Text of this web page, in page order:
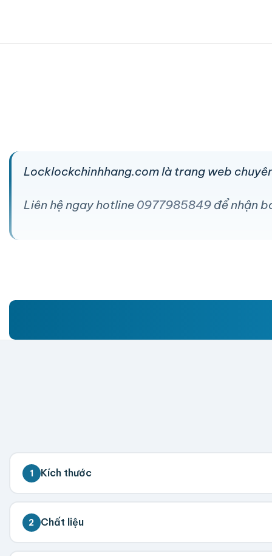
Locklockchinhhang.com là trang web
Liên hệ ngay hotline 0977985849 để nhận
1 Kích thước
💡 Đo kích thước bên trong hộp (nơi chứa sản
Dài (cm) Rộng (cm)
2 Chất liệu